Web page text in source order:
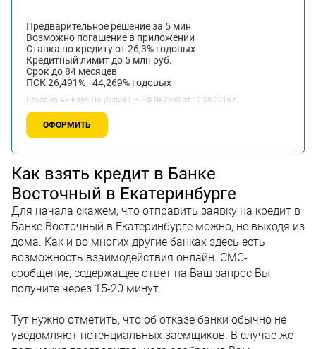
Предварительное решение за 5 мин
Возможно погашение в приложении
Ставка по кредиту от 26,3% годовых
Кредитный лимит до 5 млн руб.
Срок до 84 месяцев
ПСК 26,491% - 44,269% годовых
Реклама Ак Барс.Лицензия ЦБ РФ № 2590 от 12.08.2015 г.
ОФОРМИТЬ
Как взять кредит в Банке
Восточный в Екатеринбурге
Для начала скажем, что отправить заявку на кредит в
Банке Восточный в Екатеринбурге можно, не выходя из
дома. Как и во многих другие банках здесь есть
возможность взаимодействия онлайн. СМС-
сообщение, содержащее ответ на Ваш запрос Вы
получите через 15-20 минут.
Тут нужно отметить, что об отказе банки обычно не
уведомляют потенциальных заемщиков. В случае же